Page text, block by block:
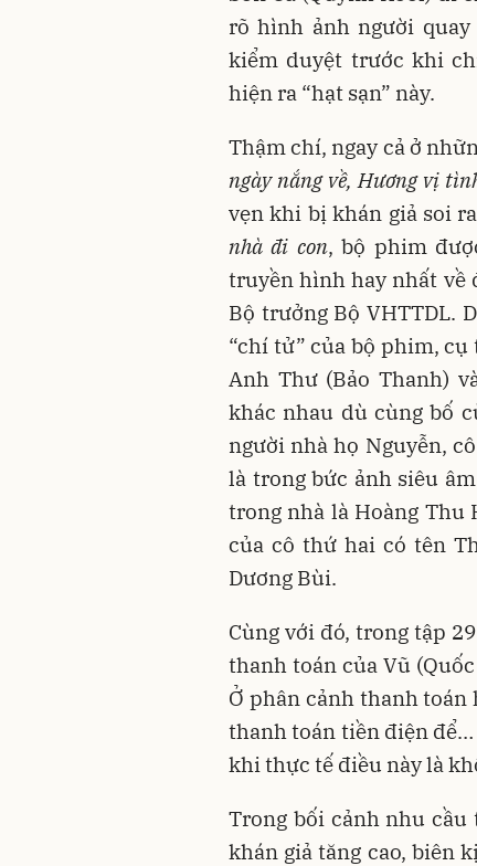
rõ hình ảnh người
kiểm duyệt trước khi
hiện ra “hạt sạn” này.
Thậm chí, ngay cả ở
ngày nắng về, Hương vị
vẹn khi bị khán giả soi
nhà đi con, bộ phim
truyền hình hay nhất về
Bộ trưởng Bộ VHTTDL.
“chí tử” của bộ phim,
Anh Thư (Bảo Thanh)
khác nhau dù cùng bố
người nhà họ Nguyễn,
là trong bức ảnh siêu
trong nhà là Hoàng Thu
của cô thứ hai có tên
Dương Bùi.
Cùng với đó, trong tập
thanh toán của Vũ
Ở phân cảnh thanh
thanh toán tiền điện để…
khi thực tế điều này là
Trong bối cảnh nhu cầu
khán giả tăng cao, biên